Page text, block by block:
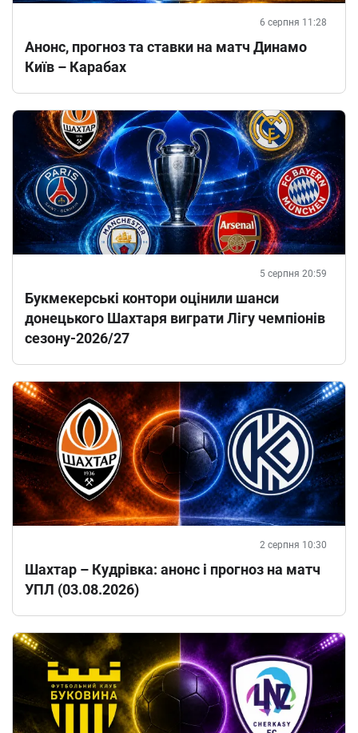
6 серпня 11:28
Анонс, прогноз та ставки на матч Динамо
Київ – Карабах
5 серпня 20:59
Букмекерські контори оцінили шанси
донецького Шахтаря виграти Лігу чемпіонів
сезону-2026/27
2 серпня 10:30
Шахтар – Кудрівка: анонс і прогноз на матч
УПЛ (03.08.2026)